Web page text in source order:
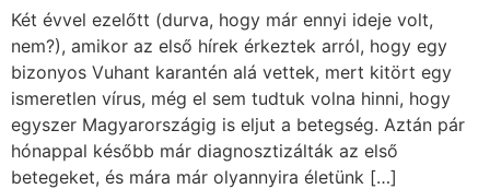
Két évvel ezelőtt (durva, hogy már ennyi ideje volt,
nem?), amikor az első hírek érkeztek arról, hogy egy
bizonyos Vuhant karantén alá vettek, mert kitört egy
ismeretlen vírus, még el sem tudtuk volna hinni, hogy
egyszer Magyarországig is eljut a betegség. Aztán pár
hónappal később már diagnosztizálták az első
betegeket, és mára már olyannyira életünk […]